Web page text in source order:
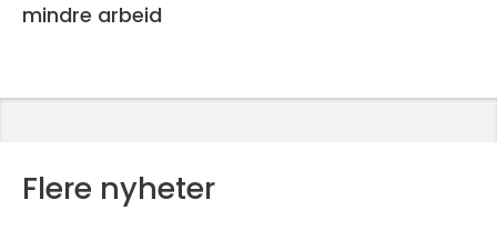
mindre arbeid
Flere nyheter